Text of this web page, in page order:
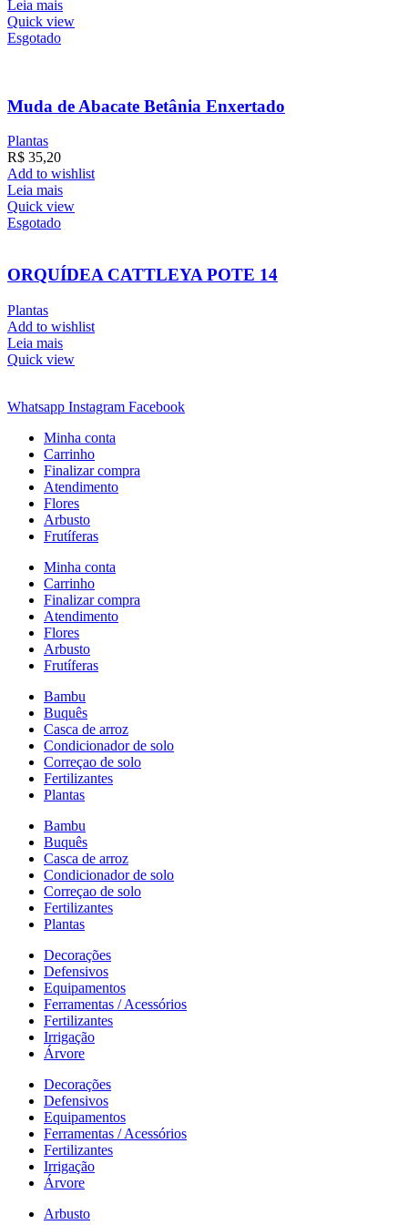
Leia mais
Quick view
Esgotado
Muda de Abacate Betânia Enxertado
Plantas
R$ 35,20
Add to wishlist
Leia mais
Quick view
Esgotado
ORQUÍDEA CATTLEYA POTE 14
Plantas
Add to wishlist
Leia mais
Quick view
Whatsapp Instagram Facebook
Minha conta
Carrinho
Finalizar compra
Atendimento
Flores
Arbusto
Frutíferas
Minha conta
Carrinho
Finalizar compra
Atendimento
Flores
Arbusto
Frutíferas
Bambu
Buquês
Casca de arroz
Condicionador de solo
Correçao de solo
Fertilizantes
Plantas
Bambu
Buquês
Casca de arroz
Condicionador de solo
Correçao de solo
Fertilizantes
Plantas
Decorações
Defensivos
Equipamentos
Ferramentas / Acessórios
Fertilizantes
Irrigação
Árvore
Decorações
Defensivos
Equipamentos
Ferramentas / Acessórios
Fertilizantes
Irrigação
Árvore
Arbusto